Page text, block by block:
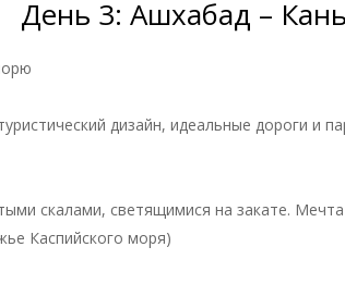
День 3: Ашхабад –
дизайн, идеальные дороги и
скалами, светящимися на закате.
Каспийского моря)